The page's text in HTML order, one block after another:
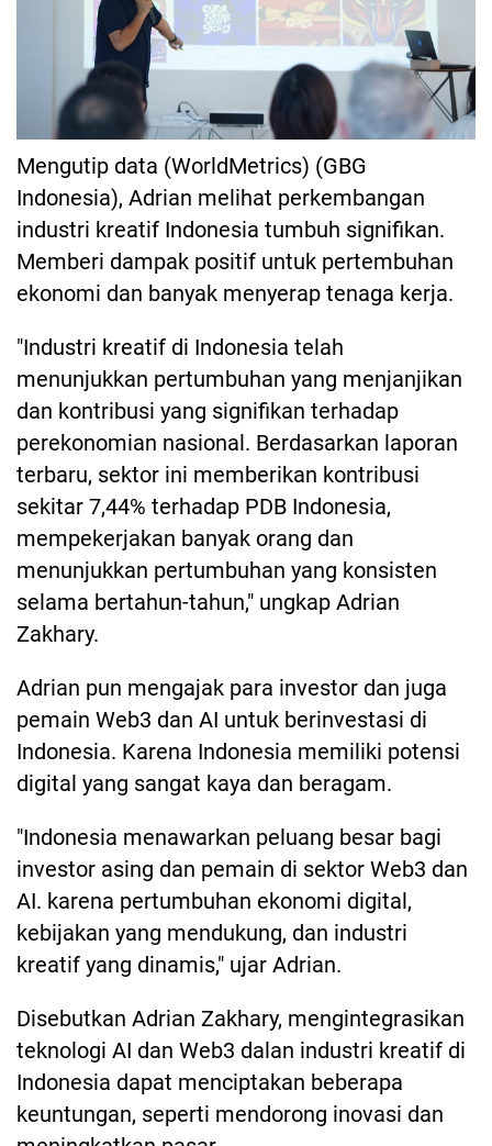
Mengutip data (WorldMetrics) (GBG
Indonesia), Adrian melihat perkembangan
industri kreatif Indonesia tumbuh signifikan.
Memberi dampak positif untuk pertembuhan
ekonomi dan banyak menyerap tenaga kerja.
"Industri kreatif di Indonesia telah
menunjukkan pertumbuhan yang menjanjikan
dan kontribusi yang signifikan terhadap
perekonomian nasional. Berdasarkan laporan
terbaru, sektor ini memberikan kontribusi
sekitar 7,44% terhadap PDB Indonesia,
mempekerjakan banyak orang dan
menunjukkan pertumbuhan yang konsisten
selama bertahun-tahun," ungkap Adrian
Zakhary.
Adrian pun mengajak para investor dan juga
pemain Web3 dan AI untuk berinvestasi di
Indonesia. Karena Indonesia memiliki potensi
digital yang sangat kaya dan beragam.
"Indonesia menawarkan peluang besar bagi
investor asing dan pemain di sektor Web3 dan
AI. karena pertumbuhan ekonomi digital,
kebijakan yang mendukung, dan industri
kreatif yang dinamis," ujar Adrian.
Disebutkan Adrian Zakhary, mengintegrasikan
teknologi AI dan Web3 dalan industri kreatif di
Indonesia dapat menciptakan beberapa
keuntungan, seperti mendorong inovasi dan